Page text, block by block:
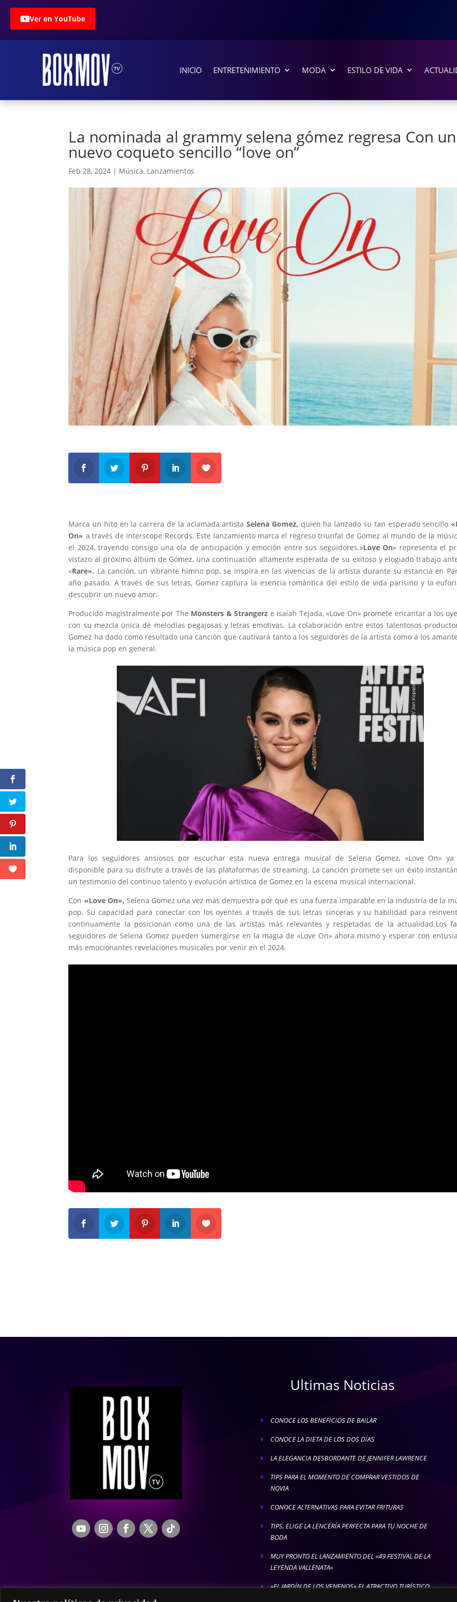
Ver en YouTube
INICIO ENTRETENIMIENTO MODA ESTILO DE VIDA
La nominada al grammy selena gómez regresa Con un
nuevo coqueto sencillo “love on”
Feb 28, 2024 | Música, Lanzamientos
Marca un hito en la carrera de la aclamada artistaSelena Gomez, quien ha lanzado su tan esperado sencillo
On» a través de Interscope Records. Este lanzamiento marca el regreso triunfal de Gomez al mundo de la
el 2024, trayendo consigo una ola de anticipación y emoción entre sus seguidores.»Love On» representa el
vistazo al próximo álbum de Gomez, una continuación altamente esperada de su exitoso y elogiado trabajo
«Rare». La canción, un vibrante himno pop, se inspira en las vivencias de la artista durante su estancia en
año pasado. A través de sus letras, Gomez captura la esencia romántica del estilo de vida parisino y la
descubrir un nuevo amor.
Producido magistralmente por The Monsters & Strangerz e Isaiah Tejada, «Love On» promete encantar a los
con su mezcla única de melodías pegajosas y letras emotivas. La colaboración entre estos talentosos
Gomez ha dado como resultado una canción que cautivará tanto a los seguidores de la artista como a los
la música pop en general.
Para los seguidores ansiosos por escuchar esta nueva entrega musical de Selena Gomez, «Love On» ya
disponible para su disfrute a través de las plataformas de streaming. La canción promete ser un éxito
un testimonio del continuo talento y evolución artística de Gomez en la escena musical internacional.
Con «Love On», Selena Gomez una vez más demuestra por qué es una fuerza imparable en la industria de la
pop. Su capacidad para conectar con los oyentes a través de sus letras sinceras y su habilidad para
continuamente la posicionan como una de las artistas más relevantes y respetadas de la actualidad.Los
seguidores de Selena Gomez pueden sumergirse en la magia de «Love On» ahora mismo y esperar con
más emocionantes revelaciones musicales por venir en el 2024.
Ultimas Noticias
E CONOCE LOS BENEFICIOS DE BAILAR
E CONOCE LA DIETA DE LOS DOS DÍAS
E LA ELEGANCIA DESBORDANTE DE JENNIFER LAWRENCE
E
TIPS PARA EL MOMENTO DE COMPRAR VESTIDOS DE
NOVIA
E CONOCE ALTERNATIVAS PARA EVITAR FRITURAS
E
TIPS, ELIGE LA LENCERÍA PERFECTA PARA TU NOCHE DE
BODA
E
MUY PRONTO EL LANZAMIENTO DEL «49 FESTIVAL DE LA
LEYENDA VALLENATA»
E
»EL JARDÍN DE LOS VENENOS» EL ATRACTIVO TURÍSTICO